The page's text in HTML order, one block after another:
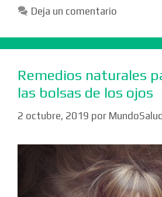
Deja un comentario
Remedios naturales
las bolsas de los ojos
2 octubre, 2019 por